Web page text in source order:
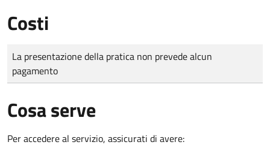
Costi
Tipo di pagamento
Importo
La presentazione della pratica non prevede alcun
pagamento
Cosa serve
Per accedere al servizio, assicurati di avere: